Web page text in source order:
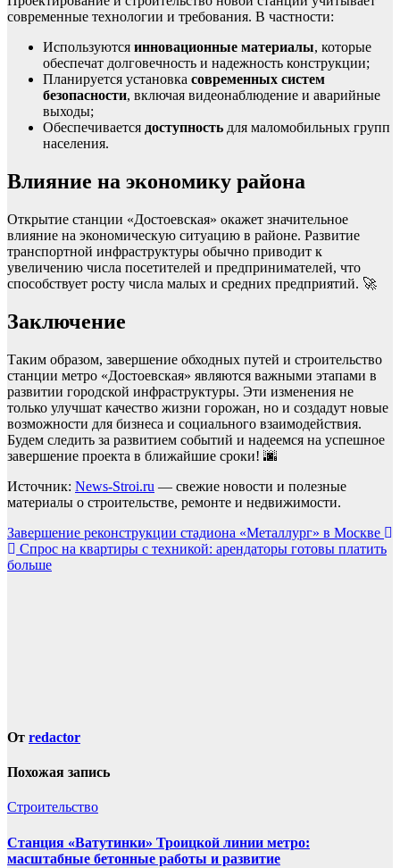
современные технологии и требования. В частности:
Используются инновационные материалы, которые
обеспечат долговечность и надежность конструкции;
Планируется установка современных систем
безопасности, включая видеонаблюдение и аварийные
выходы;
Обеспечивается доступность для маломобильных групп
населения.
Влияние на экономику района
Открытие станции «Достоевская» окажет значительное
влияние на экономическую ситуацию в районе. Развитие
транспортной инфраструктуры обычно приводит к
увеличению числа посетителей и предпринимателей, что
способствует росту числа малых и средних предприятий. 🚀
Заключение
Таким образом, завершение обходных путей и строительство
станции метро «Достоевская» являются важными этапами в
развитии городской инфраструктуры. Эти изменения не
только улучшат качество жизни горожан, но и создадут новые
возможности для бизнеса и социального взаимодействия.
Будем следить за развитием событий и надеемся на успешное
завершение проекта в ближайшие сроки! 🌆
Источник: News-Stroi.ru — свежие новости и полезные
материалы о строительстве, ремонте и недвижимости.
Навигация
по
Завершение реконструкции стадиона «Металлург» в Москве
Спрос на квартиры с техникой: арендаторы готовы платить
больше
От redactor
Похожая запись
Строительство
Станция «Ватутинки» Троицкой линии метро:
масштабные бетонные работы и развитие